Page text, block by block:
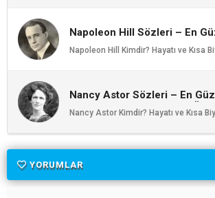
Napoleon Hill Sözleri – En
Anlamlı ve Etkileyici Napoleon
Sözleri | Ozlusozler.com
Napoleon Hill Kimdir? Hayatı ve Kısa
Nancy Astor Sözleri – En
ve Etkileyici Nancy Astor Özlü
Ozlusozler.com
Nancy Astor Kimdir? Hayatı ve Kısa
YORUMLAR